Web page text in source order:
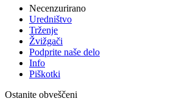
Necenzurirano
Uredništvo
Trženje
Žvižgači
Podprite naše delo
Info
Piškotki
Ostanite obveščeni